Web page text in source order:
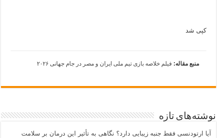
کپی شد
منبع مقاله: فیلم خلاصه بازی تیم ملی ایران و مصر در جام جهانی ۲۰۲۶
نوشته‌های تازه
آیا ارتودنسی فقط جنبه زیبایی دارد؟ نگاهی به تأثیر این درمان بر سلامت